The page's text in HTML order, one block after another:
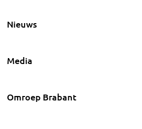
Nieuws
Media
Omroep Brabant